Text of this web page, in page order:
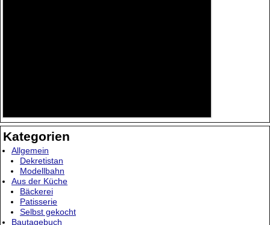
Kategorien
Allgemein
Dekretistan
Modellbahn
Aus der Küche
Bäckerei
Patisserie
Selbst gekocht
Bautagebuch